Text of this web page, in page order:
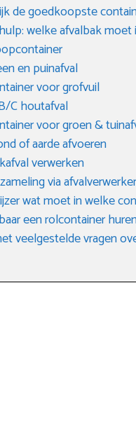
de goedkoopste
welke afvalbak moet
en puinafval
voor grofvuil
C houtafval
voor groen &
of aarde afvoeren
verwerken
via
wat moet in welke
een rolcontainer
veelgestelde vragen